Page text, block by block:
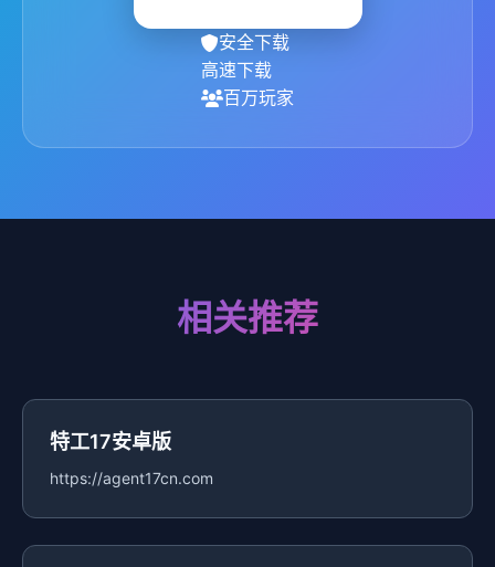
安全下载
高速下载
百万玩家
相关推荐
特工17安卓版
https://agent17cn.com